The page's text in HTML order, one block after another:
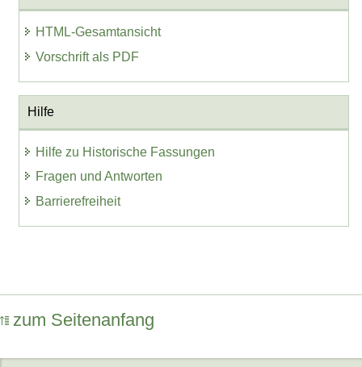
HTML-Gesamtansicht
Vorschrift als PDF
Hilfe
Hilfe zu Historische Fassungen
Fragen und Antworten
Barrierefreiheit
zum Seitenanfang